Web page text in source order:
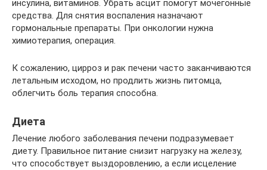
инсулина, витаминов. Убрать асцит помогут мочегонные
средства. Для снятия воспаления назначают
гормональные препараты. При онкологии нужна
химиотерапия, операция.
К сожалению, цирроз и рак печени часто заканчиваются
летальным исходом, но продлить жизнь питомца,
облегчить боль терапия способна.
Диета
Лечение любого заболевания печени подразумевает
диету. Правильное питание снизит нагрузку на железу,
что способствует выздоровлению, а если исцеление